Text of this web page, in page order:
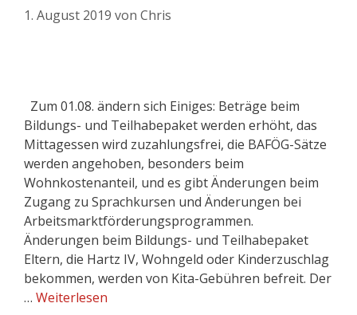
1. August 2019 von Chris
Zum 01.08. ändern sich Einiges: Beträge beim
Bildungs- und Teilhabepaket werden erhöht, das
Mittagessen wird zuzahlungsfrei, die BAFÖG-Sätze
werden angehoben, besonders beim
Wohnkostenanteil, und es gibt Änderungen beim
Zugang zu Sprachkursen und Änderungen bei
Arbeitsmarktförderungsprogrammen.
Änderungen beim Bildungs- und Teilhabepaket
Eltern, die Hartz IV, Wohngeld oder Kinderzuschlag
bekommen, werden von Kita-Gebühren befreit. Der
… Weiterlesen